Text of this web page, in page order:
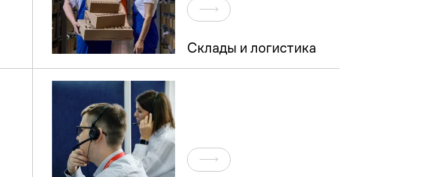
Склады и логистика
Перейти
Перейти